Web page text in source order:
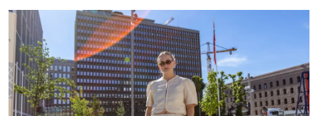
Tag:
breaking
news